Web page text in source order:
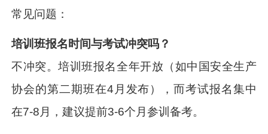
常见问题：
培训班报名时间与考试冲突吗？
不冲突。培训班报名全年开放（如中国安全生产
协会的第二期班在4月发布），而考试报名集中
在7-8月，建议提前3-6个月参训备考。